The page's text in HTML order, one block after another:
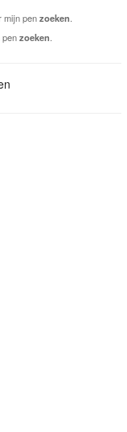
mijn penzoeken
penzoeken